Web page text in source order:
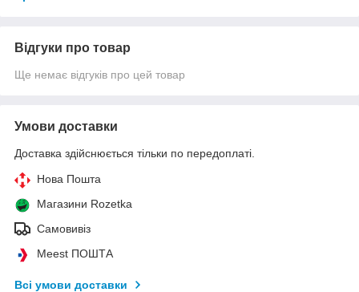
Відгуки про товар
Ще немає відгуків про цей товар
Умови доставки
Доставка здійснюється тільки по передоплаті.
Нова Пошта
Магазини Rozetka
Самовивіз
Meest ПОШТА
Всі умови доставки